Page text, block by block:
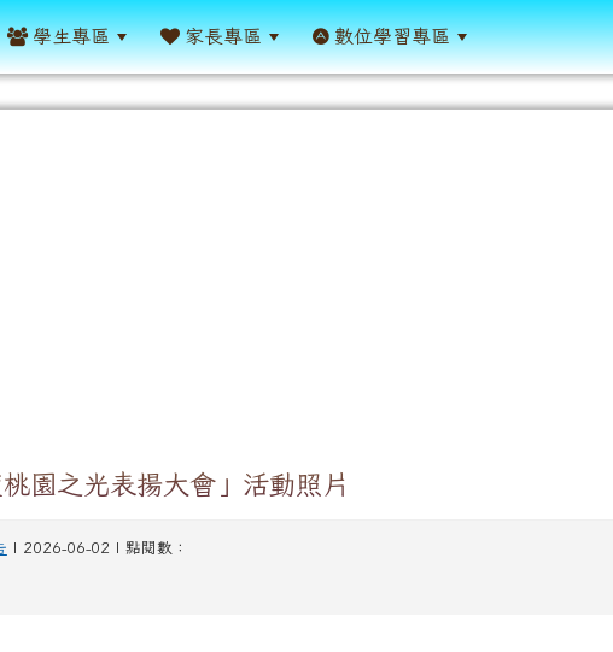
學生專區 家長專區 數位學習專區
園之光表揚大會」活動照片
| 2026-06-02 | 點閱數：